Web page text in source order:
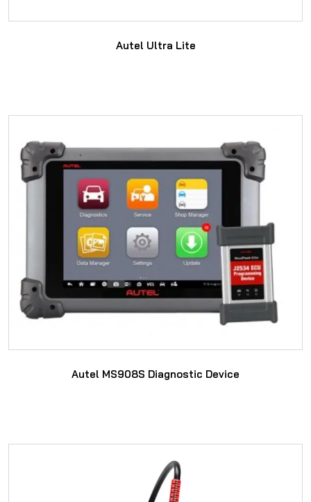
SAYFAYA GIT
Autel Ultra Lite
Autel MS908S Diagnostic Device